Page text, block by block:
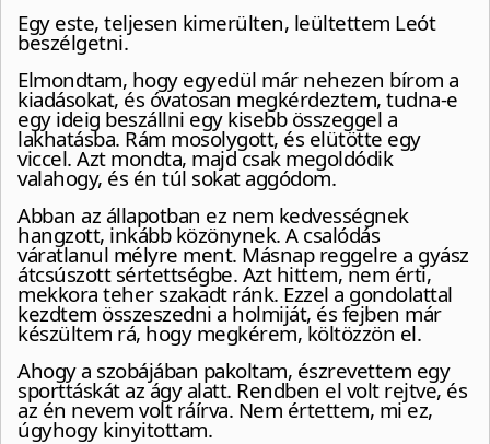
Egy este, teljesen kimerülten, leültettem Leót
beszélgetni.
Elmondtam, hogy egyedül már nehezen bírom a
kiadásokat, és óvatosan megkérdeztem, tudna-e
egy ideig beszállni egy kisebb összeggel a
lakhatásba. Rám mosolygott, és elütötte egy
viccel. Azt mondta, majd csak megoldódik
valahogy, és én túl sokat aggódom.
Abban az állapotban ez nem kedvességnek
hangzott, inkább közönynek. A csalódás
váratlanul mélyre ment. Másnap reggelre a gyász
átcsúszott sértettségbe. Azt hittem, nem érti,
mekkora teher szakadt ránk. Ezzel a gondolattal
kezdtem összeszedni a holmiját, és fejben már
készültem rá, hogy megkérem, költözzön el.
Ahogy a szobájában pakoltam, észrevettem egy
sporttáskát az ágy alatt. Rendben el volt rejtve, és
az én nevem volt ráírva. Nem értettem, mi ez,
úgyhogy kinyitottam.